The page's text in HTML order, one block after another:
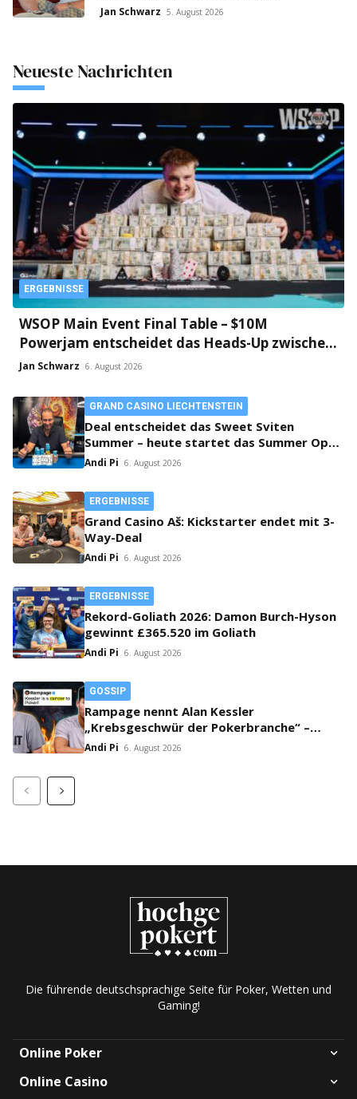
Jan Schwarz 5. August 2026
Neueste Nachrichten
ERGEBNISSE
WSOP Main Event Final Table – $10M
Powerjam entscheidet das Heads-Up zwischen
Jumalon und Saaskilahti!
Jan Schwarz 6. August 2026
GRAND CASINO LIECHTENSTEIN
Deal entscheidet das Sweet Sviten
Summer – heute startet das Summer Open
Bounty
Andi Pi 6. August 2026
ERGEBNISSE
Grand Casino Aš: Kickstarter endet mit 3-
Way-Deal
Andi Pi 6. August 2026
ERGEBNISSE
Rekord-Goliath 2026: Damon Burch-Hyson
gewinnt £365.520 im Goliath
Andi Pi 6. August 2026
GOSSIP
Rampage nennt Alan Kessler
„Krebsgeschwür der Pokerbranche“ –
Streit auf X eskaliert!
Andi Pi 6. August 2026
Die führende deutschsprachige Seite für Poker, Wetten und
Gaming!
Online Poker
Online Casino